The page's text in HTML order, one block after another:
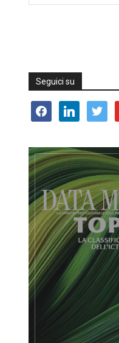
Seguici su
facebooklinkedin twitter